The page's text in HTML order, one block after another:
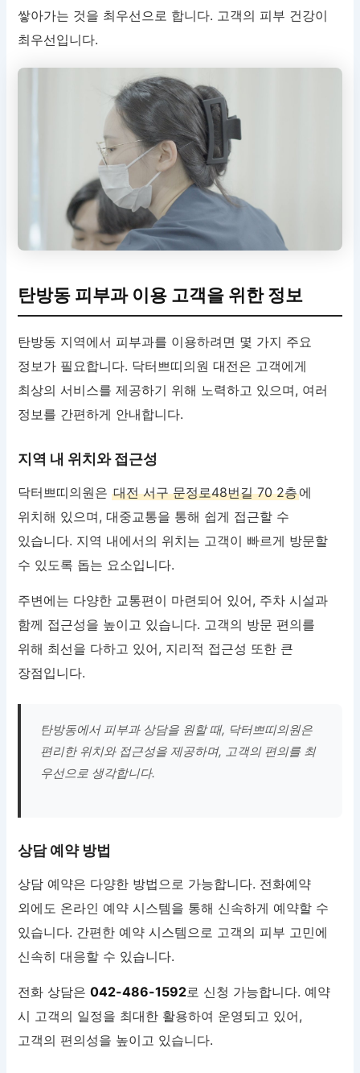
쌓아가는 것을 최우선으로 합니다. 고객의 피부 건강이
최우선입니다.
탄방동 피부과 이용 고객을 위한 정보
탄방동 지역에서 피부과를 이용하려면 몇 가지 주요
정보가 필요합니다. 닥터쁘띠의원 대전은 고객에게
최상의 서비스를 제공하기 위해 노력하고 있으며, 여러
정보를 간편하게 안내합니다.
지역 내 위치와 접근성
닥터쁘띠의원은대전 서구 문정로48번길 70 2층에
위치해 있으며, 대중교통을 통해 쉽게 접근할 수
있습니다. 지역 내에서의 위치는 고객이 빠르게 방문할
수 있도록 돕는 요소입니다.
주변에는 다양한 교통편이 마련되어 있어, 주차 시설과
함께 접근성을 높이고 있습니다. 고객의 방문 편의를
위해 최선을 다하고 있어, 지리적 접근성 또한 큰
장점입니다.
탄방동에서 피부과 상담을 원할 때, 닥터쁘띠의원은
편리한 위치와 접근성을 제공하며, 고객의 편의를 최
우선으로 생각합니다.
상담 예약 방법
상담 예약은 다양한 방법으로 가능합니다. 전화예약
외에도 온라인 예약 시스템을 통해 신속하게 예약할 수
있습니다. 간편한 예약 시스템으로 고객의 피부 고민에
신속히 대응할 수 있습니다.
전화 상담은042-486-1592로 신청 가능합니다. 예약
시 고객의 일정을 최대한 활용하여 운영되고 있어,
고객의 편의성을 높이고 있습니다.